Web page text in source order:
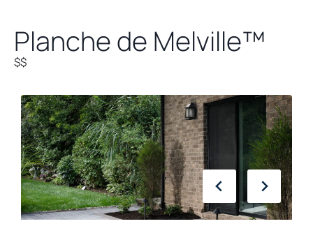
Planche de Melville™
$$